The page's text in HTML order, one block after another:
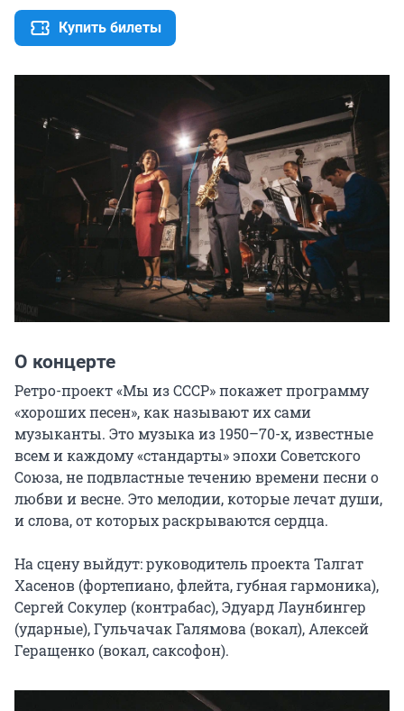
Купить билеты
О концерте
Ретро-проект «Мы из СССР» покажет программу
«хороших песен», как называют их сами
музыканты. Это музыка из 1950–70-х, известные
всем и каждому «стандарты» эпохи Советского
Союза, не подвластные течению времени песни о
любви и весне. Это мелодии, которые лечат души,
и слова, от которых раскрываются сердца.
На сцену выйдут: руководитель проекта Талгат
Хасенов (фортепиано, флейта, губная гармоника),
Сергей Сокулер (контрабас), Эдуард Лаунбингер
(ударные), Гульчачак Галямова (вокал), Алексей
Геращенко (вокал, саксофон).